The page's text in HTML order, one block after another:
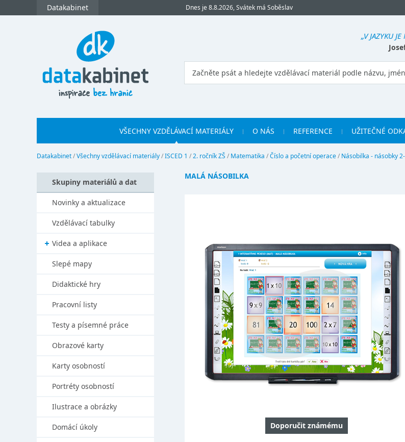
Datakabinet Dnes je 8.8.2026, Svátek má Soběslav
„V JAZYKU
VŠECHNY VZDĚLÁVACÍ MATERIÁLY O NÁS REFERENCE UŽITEČNÉ
Datakabinet/Všechny vzdělávací materiály/ISCED 1 /2. ročník ZŠ / Matematika /Číslo a početní operace/ Násobilka - násobky
MALÁ NÁSOBILKA
Doporučit známému
Skupiny materiálů a dat
Novinky a aktualizace
Vzdělávací tabulky
Videa a aplikace
Slepé mapy
Didaktické hry
Pracovní listy
Testy a písemné práce
Obrazové karty
Karty osobností
Portréty osobností
Ilustrace a obrázky
Domácí úkoly